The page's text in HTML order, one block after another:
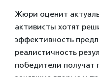
Жюри оценит
активисты хотят
эффективность
реалистичность
победители получат